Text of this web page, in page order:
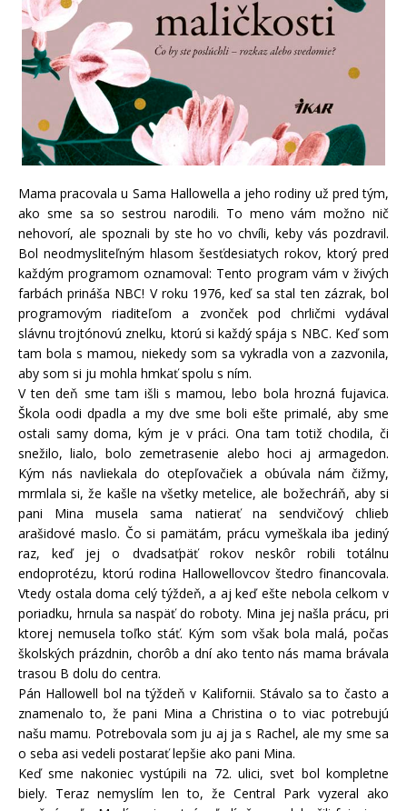
Mama pracovala u Sama Hallowella a jeho rodiny už pred tým,
ako sme sa so sestrou narodili. To meno vám možno nič
nehovorí, ale spoznali by ste ho vo chvíli, keby vás pozdravil.
Bol neodmysliteľným hlasom šesťdesiatych rokov, ktorý pred
každým programom oznamoval: Tento program vám v živých
farbách prináša NBC! V roku 1976, keď sa stal ten zázrak, bol
programovým riaditeľom a zvonček pod chrličmi vydával
slávnu trojtónovú znelku, ktorú si každý spája s NBC. Keď som
tam bola s mamou, niekedy som sa vykradla von a zazvonila,
aby som si ju mohla hmkať spolu s ním.
V ten deň sme tam išli s mamou, lebo bola hrozná fujavica.
Škola oodi dpadla a my dve sme boli ešte primalé, aby sme
ostali samy doma, kým je v práci. Ona tam totiž chodila, či
snežilo, lialo, bolo zemetrasenie alebo hoci aj armagedon.
Kým nás navliekala do otepľovačiek a obúvala nám čižmy,
mrmlala si, že kašle na všetky metelice, ale božechráň, aby si
pani Mina musela sama natierať na sendvičový chlieb
arašidové maslo. Čo si pamätám, prácu vymeškala iba jediný
raz, keď jej o dvadsaťpäť rokov neskôr robili totálnu
endoprotézu, ktorú rodina Hallowellovcov štedro financovala.
Vtedy ostala doma celý týždeň, a aj keď ešte nebola celkom v
poriadku, hrnula sa naspäť do roboty. Mina jej našla prácu, pri
ktorej nemusela toľko stáť. Kým som však bola malá, počas
školských prázdnin, chorôb a dní ako tento nás mama brávala
trasou B dolu do centra.
Pán Hallowell bol na týždeň v Kalifornii. Stávalo sa to často a
znamenalo to, že pani Mina a Christina o to viac potrebujú
našu mamu. Potrebovala som ju aj ja s Rachel, ale my sme sa
o seba asi vedeli postarať lepšie ako pani Mina.
Keď sme nakoniec vystúpili na 72. ulici, svet bol kompletne
biely. Teraz nemyslím len to, že Central Park vyzeral ako